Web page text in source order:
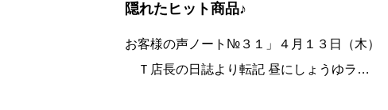
隠れたヒット商品♪
お客様の声ノート№３１」４月１３日（木）
Ｔ店長の日誌より転記 昼にしょうゆラー